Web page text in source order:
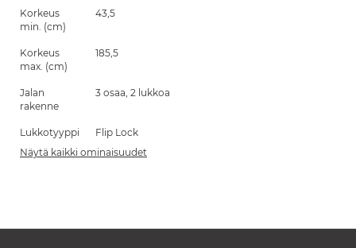
Korkeus
min. (cm)
43,5
Korkeus
max. (cm)
185,5
Jalan
rakenne
3 osaa, 2 lukkoa
Lukkotyyppi
Flip Lock
Näytä kaikki ominaisuudet